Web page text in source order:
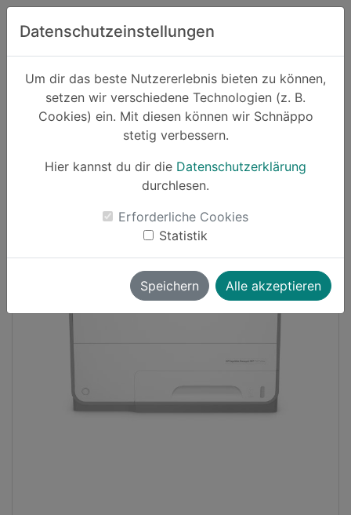
Zum Hauptinhalt springen
Datenschutzeinstellungen
Um dir das beste Nutzererlebnis bieten zu können,
setzen wir verschiedene Technologien (z. B.
Cookies) ein. Mit diesen können wir Schnäppo
stetig verbessern.
Hier kannst du dir die Datenschutzerklärung
durchlesen.
Erforderliche Cookies
Statistik
Speichern Alle akzeptieren
Suchen
Schnäppchen Elektronik und Computer
Cashback